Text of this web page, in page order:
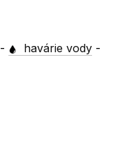
- havárie vody -